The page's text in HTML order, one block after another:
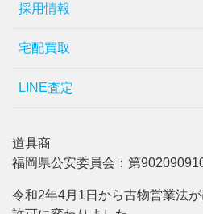
採用情報
宅配買取
LINE査定
道具商
福岡県公安委員会：第
令和2年4月1日から古物営業法